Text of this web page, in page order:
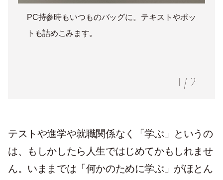
PC持参時もいつものバッグに。テキストやポッ
テストや進学や就職関係なく「学ぶ」というの
は、もしかしたら人生ではじめてかもしれませ